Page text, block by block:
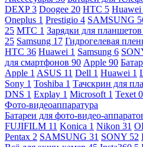
DEXP3 Doogee 20 HTC 5 Huawei
Oneplus 1 Prestigio 4 SAMSUNG
25 МТС 1 Зарядки для планшетов
25 Samsung 17 Гидрогелевая
HTC 36 Huawei 1 Samsung 6
для смартфонов 90 Apple 90
Apple 1 ASUS 11 Dell 1 Huawei 1
Sony 1 Toshiba 1 Тачскрин для
DNS 1 Explay 1 Microsoft 1 Texet 0
Фото-видеоаппаратура
Батареи для фото-видео-
FUJIFILM 11 Konica 1 Nikon 31
Pentax 2 SAMSUNG 31 SONY 52